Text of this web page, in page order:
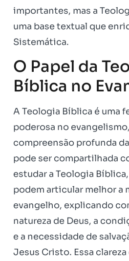
importantes, mas a
uma base textual que
Sistemática.
O Papel da
Bíblica no
A Teologia Bíblica é uma
poderosa no
compreensão profunda
pode ser compartilhada
estudar a Teologia
podem articular melhor a
evangelho, explicando
natureza de Deus, a
e a necessidade de
Jesus Cristo. Essa